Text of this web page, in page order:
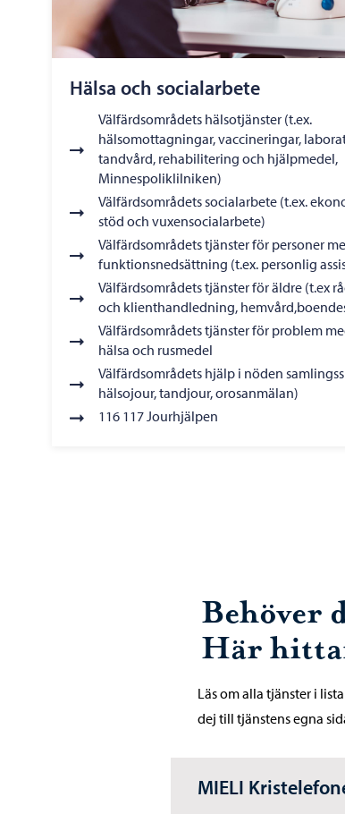
Hälsa och socialarbete
Välfärdsområdets hälsotjänster (t.ex.
hälsomottagningar, vaccineringar,
tandvård, rehabilitering och hjälpmedel,
Minnespoliklilniken)
Välfärdsområdets socialarbete (t.ex.
stöd och vuxensocialarbete)
Välfärdsområdets tjänster för personer
funktionsnedsättning (t.ex. personlig
Välfärdsområdets tjänster för äldre (t.ex
och klienthandledning,
Välfärdsområdets tjänster för problem
hälsa och rusmedel
Välfärdsområdets hjälp i nöden
hälsojour, tandjour, orosanmälan)
116 117 Jourhjälpen
Behöver
Här
Läs om alla tjänster i
dej till tjänstens egna
MIELI